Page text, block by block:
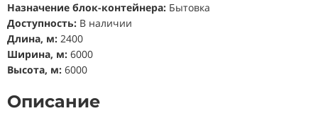
Назначение блок-контейнера: Бытовка
Доступность: В наличии
Длина, м: 2400
Ширина, м: 6000
Высота, м: 6000
Описание